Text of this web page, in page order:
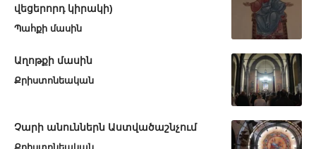
վեցերորդ կիրակի)
Պահքի մասին
Աղոթքի մասին
Քրիստոնեական
Չարի անուններն Աստվածաշնչում